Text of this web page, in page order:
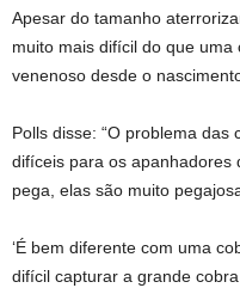
Apesar do tamanho
muito mais difícil do que
venenoso desde o
Polls disse: “O problema
difíceis para os apanhadores
pega, elas são muito
‘É bem diferente com uma
difícil capturar a grande